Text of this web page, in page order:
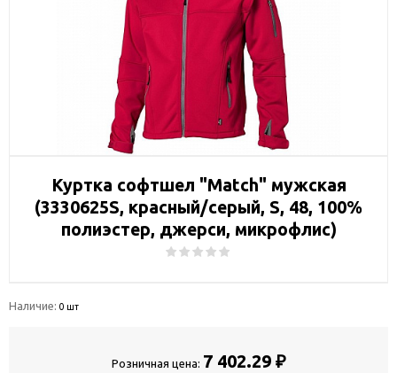
Куртка софтшел "Match" мужская
(3330625S, красный/серый, S, 48, 100%
полиэстер, джерси, микрофлис)
Наличие: 0 шт
Розничная цена: 7 402.29 ₽